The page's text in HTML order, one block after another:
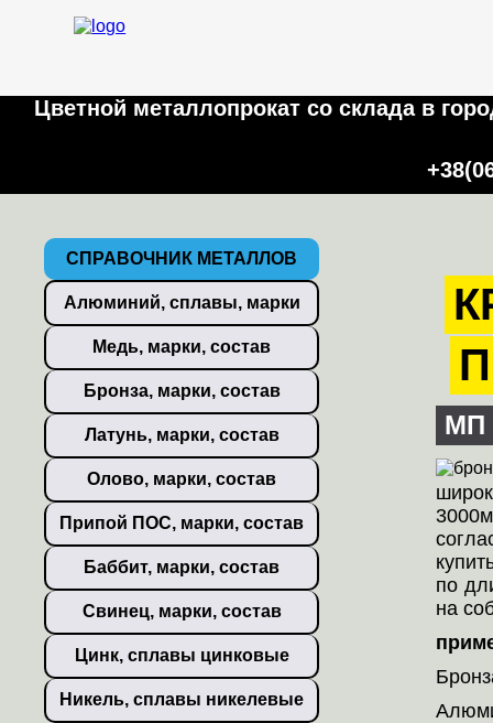
Цветной металлопрокат со склада в
СПРАВОЧНИК МЕТАЛЛОВ
Алюминий, сплавы, марки
Медь, марки, состав
Бронза, марки, состав
Латунь, марки, состав
Олово, марки, состав
Припой ПОС, марки, состав
Баббит, марки, состав
Свинец, марки, состав
Цинк, сплавы цинковые
Никель, сплавы никелевые
МП
по
на